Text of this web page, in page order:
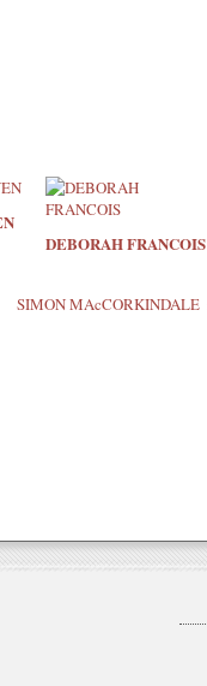
DEBORAH FRANCOIS
SIMON MAcCORKINDALE